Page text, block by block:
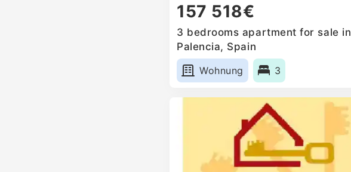
157 518€
3 bedrooms apartment for sale in
Palencia, Spain
Wohnung
3